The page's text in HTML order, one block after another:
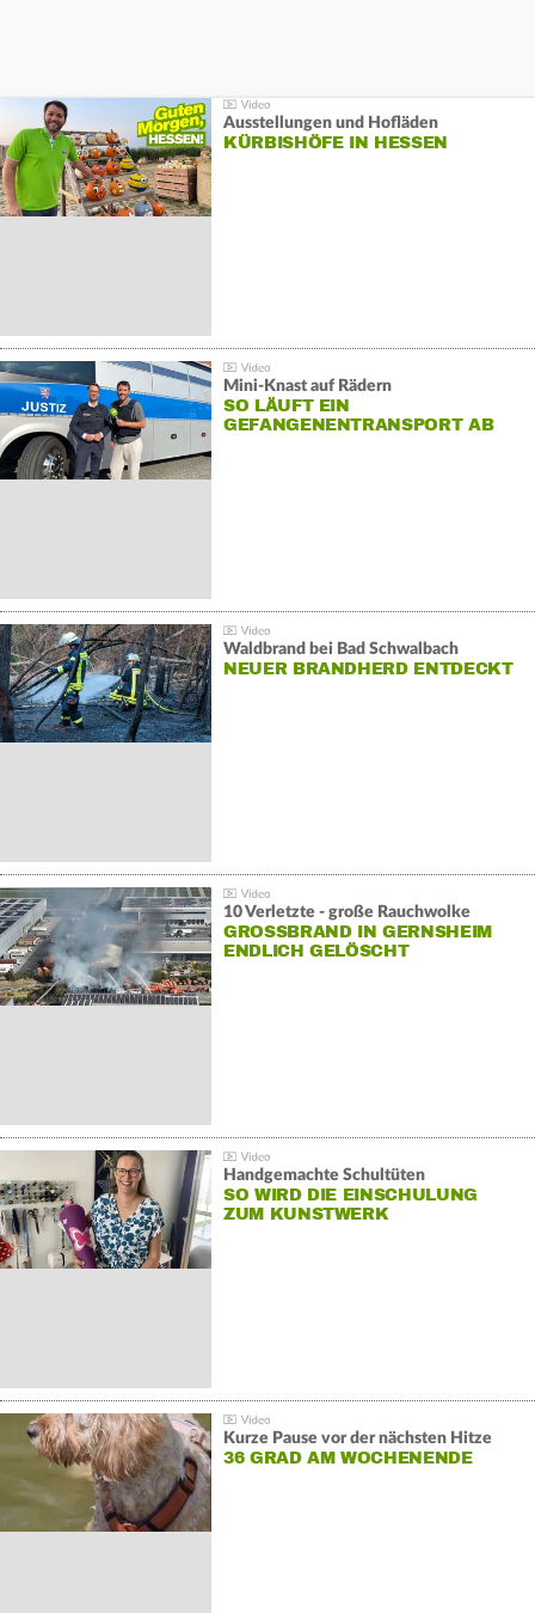
Ausstellungen und Hofläden
KÜRBISHÖFE IN HESSEN
Mini-Knast auf Rädern
SO LÄUFT EIN
GEFANGENENTRANSPORT AB
Waldbrand bei Bad Schwalbach
NEUER BRANDHERD ENTDECKT
10 Verletzte - große Rauchwolke
GROSSBRAND IN GERNSHEIM E
NDLICH GELÖSCHT
Handgemachte Schultüten
SO WIRD DIE EINSCHULUNG
ZUM KUNSTWERK
Kurze Pause vor der nächsten Hitze
36 GRAD AM WOCHENENDE